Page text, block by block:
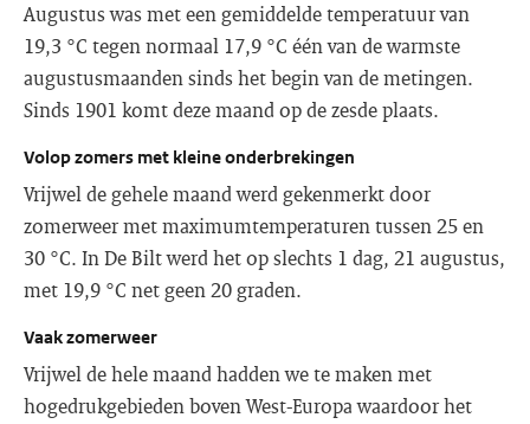
Augustus was met een gemiddelde temperatuur van
19,3 °C tegen normaal 17,9 °C één van de warmste
augustusmaanden sinds het begin van de metingen.
Sinds 1901 komt deze maand op de zesde plaats.
Volop zomers met kleine onderbrekingen
Vrijwel de gehele maand werd gekenmerkt door
zomerweer met maximumtemperaturen tussen 25 en
30 °C. In De Bilt werd het op slechts 1 dag, 21 augustus,
met 19,9 °C net geen 20 graden.
Vaak zomerweer
Vrijwel de hele maand hadden we te maken met
hogedrukgebieden boven West-Europa waardoor het